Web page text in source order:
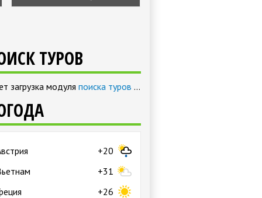
ТУРОВ
загрузка модуля поиска туров …
+20
+31
+26